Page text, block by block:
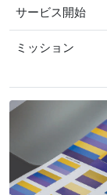
サービス開始
ミッション